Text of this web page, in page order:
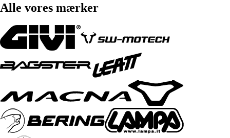
Alle vores mærker